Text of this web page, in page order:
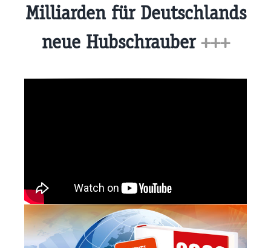
Milliarden für Deutschlands
neue Hubschrauber+++